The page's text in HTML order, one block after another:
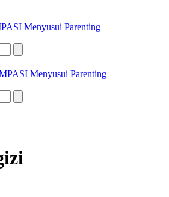
Menyusui Parenting
Menyusui Parenting